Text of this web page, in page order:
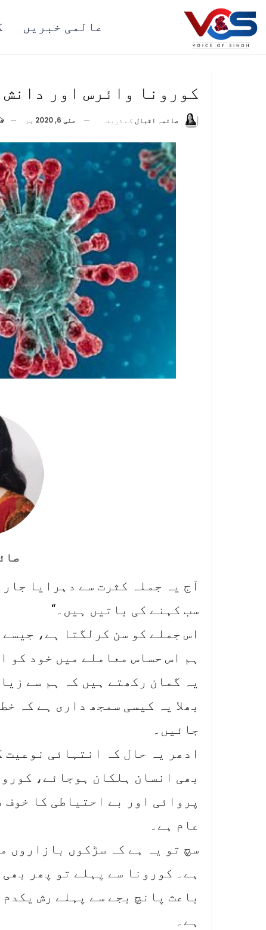
عالمی خبریں
کورونا وائرس اور
صائمہ اقبال کے ذریعہ مئی 6, 2020 پر
آج یہ جملہ کثرت سے دہرایا
سب کہنے کی باتیں ہیں۔“
اس جملے کو سن کرلگتا ہے،
ہم اس حساس معاملے میں خود کو
یہ گمان رکھتے ہیں کہ ہم سے
بھلا یہ کیسی سمجھ داری ہے کہ
جائیں۔
ادھر یہ حال کہ انتہائی نوعیت
بھی انسان ہلکان ہوجائے،
پروائی اور بے احتیاطی کا
عام ہے۔
سچ تو یہ ہے کہ سڑکوں بازاروں
ہے۔ کورونا سے پہلے تو پھر
باعث پانچ بجے سے پہلے رش
ہے۔